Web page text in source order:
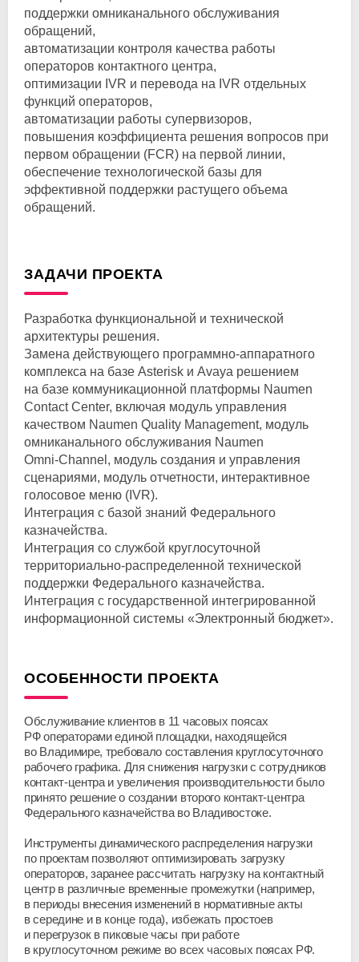
поддержки омниканального обслуживания
обращений,
автоматизации контроля качества работы
операторов контактного центра,
оптимизации IVR и перевода на IVR отдельных
функций операторов,
автоматизации работы супервизоров,
повышения коэффициента решения вопросов при
первом обращении (FCR) на первой линии,
обеспечение технологической базы для
эффективной поддержки растущего объема
обращений.
ЗАДАЧИ ПРОЕКТА
Разработка функциональной и технической
архитектуры решения.
Замена действующего программно-аппаратного
комплекса на базе Asterisk и Avaya решением
на базе коммуникационной платформы Naumen
Contact Center, включая модуль управления
качеством Naumen Quality Management, модуль
омниканального обслуживания Naumen
Omni-Channel , модуль создания и управления
сценариями, модуль отчетности, интерактивное
голосовое меню (IVR).
Интеграция с базой знаний Федерального
казначейства.
Интеграция со службой круглосуточной
территориально-распределенной технической
поддержки Федерального казначейства.
Интеграция с государственной интегрированной
информационной системы «Электронный бюджет».
ОСОБЕННОСТИ ПРОЕКТА
Обслуживание клиентов в 11 часовых поясах
РФ операторами единой площадки, находящейся
во Владимире, требовало составления круглосуточного
рабочего графика. Для снижения нагрузки с сотрудников
контакт-центра и увеличения производительности было
принято решение о создании второго контакт-центра
Федерального казначейства во Владивостоке.
Инструменты динамического распределения нагрузки
по проектам позволяют оптимизировать загрузку
операторов, заранее рассчитать нагрузку на контактный
центр в различные временные промежутки (например,
в периоды внесения изменений в нормативные акты
в середине и в конце года), избежать простоев
и перегрузок в пиковые часы при работе
в круглосуточном режиме во всех часовых поясах РФ.